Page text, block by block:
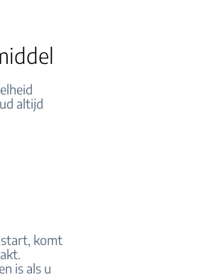
altijd
start, komt
is als u